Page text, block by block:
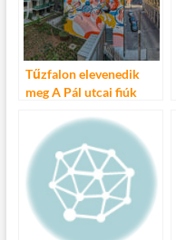
Tűzfalon elevenedik
meg A Pál utcai fiúk
jelenete